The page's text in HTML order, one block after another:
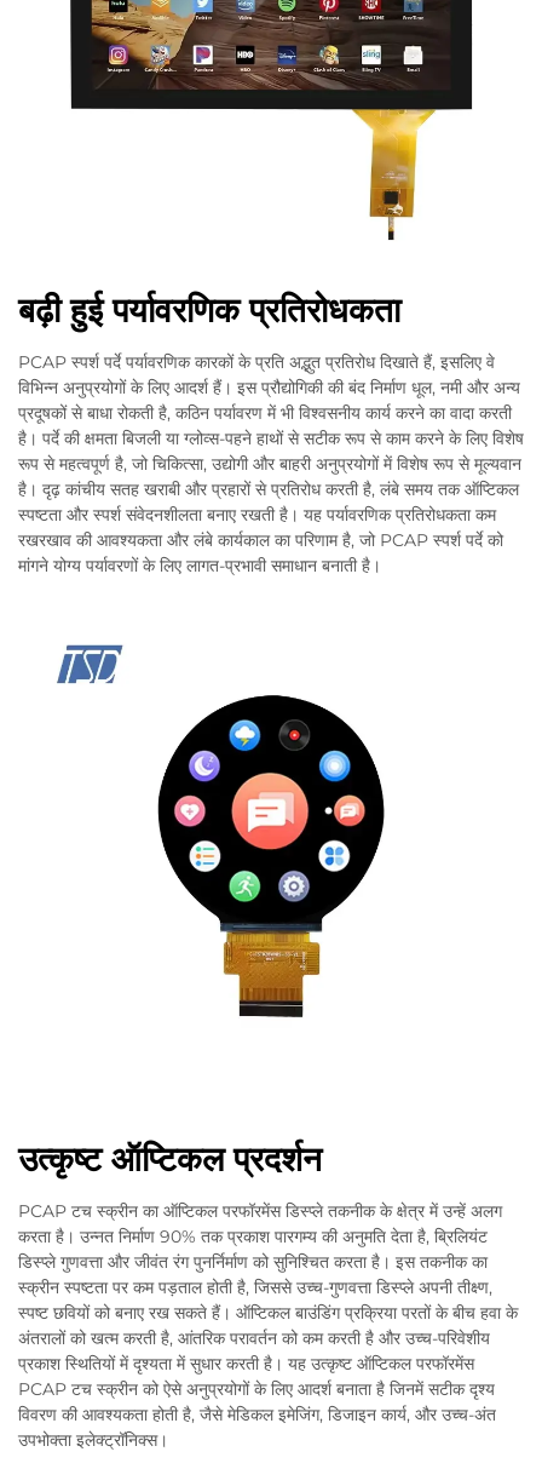
बढ़ी हुई पर्यावरणिक प्रतिरोधकता
PCAP स्पर्श पर्दे पर्यावरणिक कारकों के प्रति अद्भुत प्रतिरोध दिखाते हैं, इसलिए वे
विभिन्न अनुप्रयोगों के लिए आदर्श हैं। इस प्रौद्योगिकी की बंद निर्माण धूल, नमी और अन्य
प्रदूषकों से बाधा रोकती है, कठिन पर्यावरण में भी विश्वसनीय कार्य करने का वादा करती
है। पर्दे की क्षमता बिजली या ग्लोव्स-पहने हाथों से सटीक रूप से काम करने के लिए विशेष
रूप से महत्वपूर्ण है, जो चिकित्सा, उद्योगी और बाहरी अनुप्रयोगों में विशेष रूप से मूल्यवान
है। दृढ़ कांचीय सतह खराबी और प्रहारों से प्रतिरोध करती है, लंबे समय तक ऑप्टिकल
स्पष्टता और स्पर्श संवेदनशीलता बनाए रखती है। यह पर्यावरणिक प्रतिरोधकता कम
रखरखाव की आवश्यकता और लंबे कार्यकाल का परिणाम है, जो PCAP स्पर्श पर्दे को
मांगने योग्य पर्यावरणों के लिए लागत-प्रभावी समाधान बनाती है।
उत्कृष्ट ऑप्टिकल प्रदर्शन
PCAP टच स्क्रीन का ऑप्टिकल परफॉरमेंस डिस्प्ले तकनीक के क्षेत्र में उन्हें अलग
करता है। उन्नत निर्माण 90% तक प्रकाश पारगम्य की अनुमति देता है, ब्रिलियंट
डिस्प्ले गुणवत्ता और जीवंत रंग पुनर्निर्माण को सुनिश्चित करता है। इस तकनीक का
स्क्रीन स्पष्टता पर कम पड़ताल होती है, जिससे उच्च-गुणवत्ता डिस्प्ले अपनी तीक्ष्ण,
स्पष्ट छवियों को बनाए रख सकते हैं। ऑप्टिकल बाउंडिंग प्रक्रिया परतों के बीच हवा के
अंतरालों को खत्म करती है, आंतरिक परावर्तन को कम करती है और उच्च-परिवेशीय
प्रकाश स्थितियों में दृश्यता में सुधार करती है। यह उत्कृष्ट ऑप्टिकल परफॉरमेंस
PCAP टच स्क्रीन को ऐसे अनुप्रयोगों के लिए आदर्श बनाता है जिनमें सटीक दृश्य
विवरण की आवश्यकता होती है, जैसे मेडिकल इमेजिंग, डिजाइन कार्य, और उच्च-अंत
उपभोक्ता इलेक्ट्रॉनिक्स।